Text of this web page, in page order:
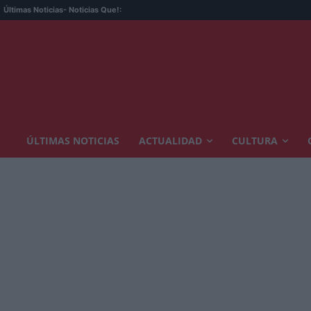
Últimas Noticias- Noticias Que!:
ÚLTIMAS NOTICIAS ACTUALIDAD CULTURA